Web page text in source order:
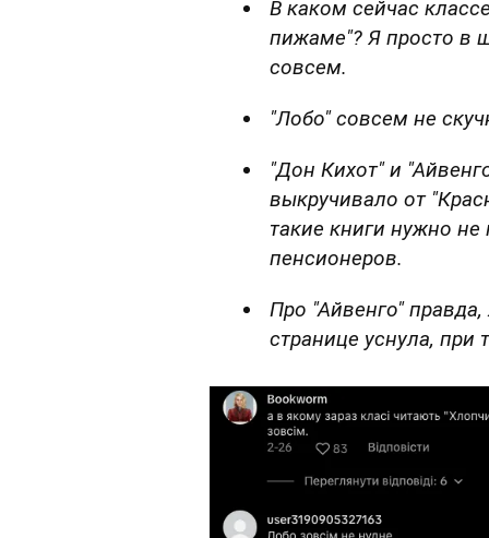
В каком сейчас
пижаме"? Я просто в
совсем.
"Лобо" совсем не
"Дон Кихот" и
выкручивало от
такие книги нужно не
пенсионеров.
Про "Айвенго" правда,
странице уснула, при